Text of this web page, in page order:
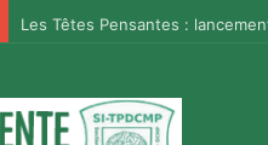
Les Têtes Pensantes :